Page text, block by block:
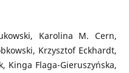
Karolina M. Cern,
Krzysztof Eckhardt,
Kinga Flaga-Gieruszyńska,